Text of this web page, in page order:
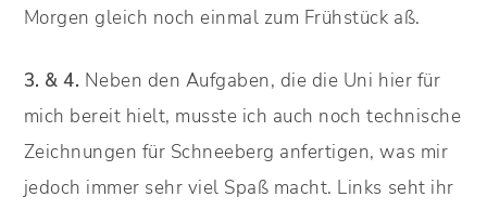
Morgen gleich noch einmal zum Frühstück aß.
3. & 4. Neben den Aufgaben, die die Uni hier für
mich bereit hielt, musste ich auch noch technische
Zeichnungen für Schneeberg anfertigen, was mir
jedoch immer sehr viel Spaß macht. Links seht ihr